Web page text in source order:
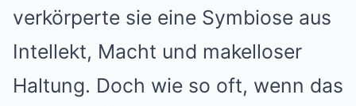
verkörperte sie eine Symbiose aus
Intellekt, Macht und makelloser
Haltung. Doch wie so oft, wenn das